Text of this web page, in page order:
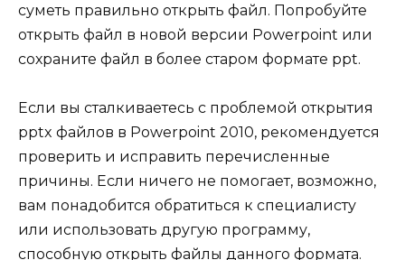
суметь правильно открыть файл. Попробуйте
открыть файл в новой версии Powerpoint или
сохраните файл в более старом формате ppt.
Если вы сталкиваетесь с проблемой открытия
pptx файлов в Powerpoint 2010, рекомендуется
проверить и исправить перечисленные
причины. Если ничего не помогает, возможно,
вам понадобится обратиться к специалисту
или использовать другую программу,
способную открыть файлы данного формата.